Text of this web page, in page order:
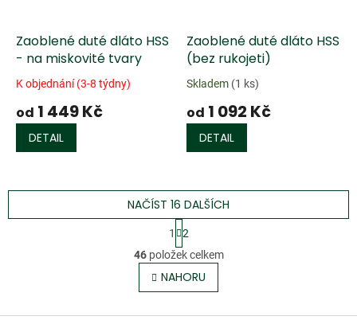
Zaoblené duté dláto HSS
- na miskovité tvary
K objednání (3-8 týdny)
od 1 449 Kč
DETAIL
Zaoblené duté dláto HSS
(bez rukojeti)
Skladem (1 ks)
od 1 092 Kč
DETAIL
O
v
l
á
NAČÍST 16 DALŠÍCH
S
t
r
á
n
k
v
1
2
46položek celkem
NAHORU